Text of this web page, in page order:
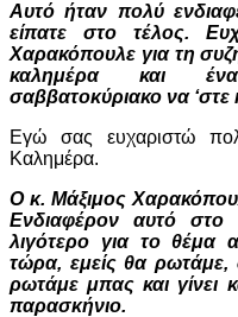
Αυτό ήταν πολύ
είπατε στο τέλος.
Χαρακόπουλε για τη
καλημέρα και
σαββατοκύριακο να ‘στε
Εγώ σας ευχαριστώ
Καλημέρα.
Ο κ. Μάξιμος
Ενδιαφέρον αυτό στο
λιγότερο για το θέμα
τώρα, εμείς θα ρωτάμε,
ρωτάμε μπας και γίνει
παρασκήνιο.